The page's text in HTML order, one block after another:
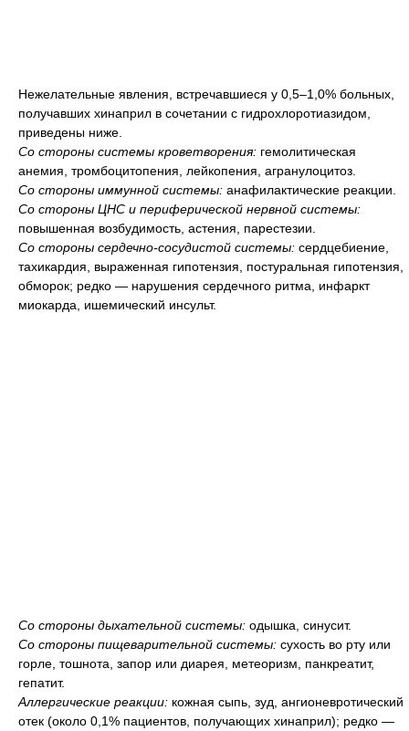
Нежелательные явления, встречавшиеся у 0,5–1,0% больных,
получавших хинаприл в сочетании с гидрохлоротиазидом,
приведены ниже.
Со стороны системы кроветворения: гемолитическая
анемия, тромбоцитопения, лейкопения, агранулоцитоз.
Со стороны иммунной системы: анафилактические реакции.
Со стороны ЦНС и периферической нервной системы:
повышенная возбудимость, астения, парестезии.
Со стороны сердечно-сосудистой системы: сердцебиение,
тахикардия, выраженная гипотензия, постуральная гипотензия,
обморок; редко — нарушения сердечного ритма, инфаркт
миокарда, ишемический инсульт.
Со стороны дыхательной системы: одышка, синусит.
Со стороны пищеварительной системы: сухость во рту или
горле, тошнота, запор или диарея, метеоризм, панкреатит,
гепатит.
Аллергические реакции: кожная сыпь, зуд, ангионевротический
отек (около 0,1% пациентов, получающих хинаприл); редко —